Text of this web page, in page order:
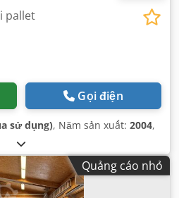
pallet
Gọi điện
sử dụng), Năm sản xuất: 2004,
Quảng cáo nhỏ